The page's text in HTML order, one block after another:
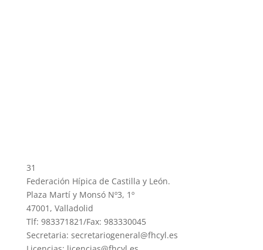
31
Federación Hípica de Castilla y León.
Plaza Martí y Monsó Nº3, 1º
47001, Valladolid
Tlf: 983371821/Fax: 983330045
Secretaria: secretariogeneral@fhcyl.es